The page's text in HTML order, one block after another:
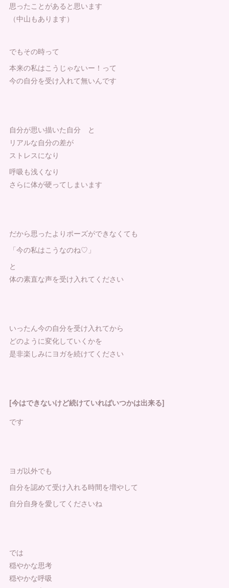
思ったことがあると思います
（中山もあります）
でもその時って
本来の私はこうじゃないー！って
今の自分を受け入れて無いんです
自分が思い描いた自分 と
リアルな自分の差が
ストレスになり
呼吸も浅くなり
さらに体が硬ってしまいます
だから思ったよりポーズができなくても
「今の私はこうなのね♡」
と
体の素直な声を受け入れてください
いったん今の自分を受け入れてから
どのように変化していくかを
是非楽しみにヨガを続けてください
[今はできないけど続けていればいつかは出来る]
です
ヨガ以外でも
自分を認めて受け入れる時間を増やして
自分自身を愛してくださいね
では
穏やかな思考
穏やかな呼吸